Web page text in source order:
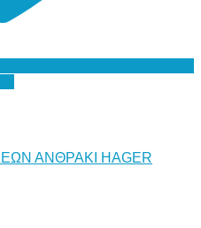
ΑΝΘΡΑΚΙ HAGER